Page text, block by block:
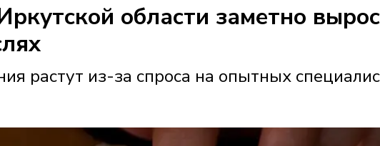
области заметно
растут из-за спроса на опытных